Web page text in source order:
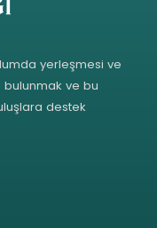
yerleşmesi ve
ve bu
destek